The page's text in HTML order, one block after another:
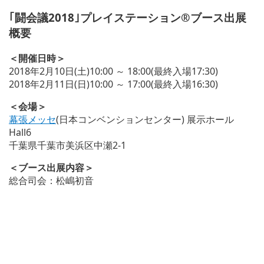
｢闘会議2018｣プレイステーション®ブース出展
概要
＜開催日時＞
2018年2月10日(土)10:00 ～ 18:00(最終入場17:30)
2018年2月11日(日)10:00 ～ 17:00(最終入場16:30)
＜会場＞
幕張メッセ(日本コンベンションセンター) 展示ホール
Hall6
千葉県千葉市美浜区中瀬2-1
＜ブース出展内容＞
総合司会：松嶋初音